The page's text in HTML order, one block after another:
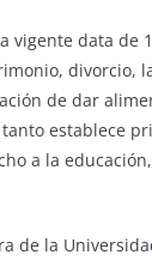
vigente data de
divorcio,
de dar
establece
a la
de la